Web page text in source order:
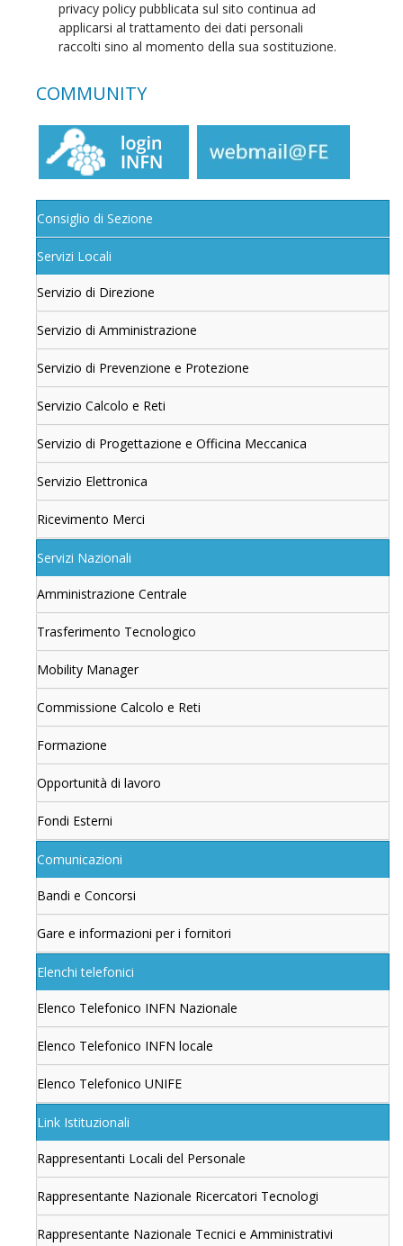
privacy policy pubblicata sul sito continua ad
applicarsi al trattamento dei dati personali
raccolti sino al momento della sua sostituzione.
COMMUNITY
Consiglio di Sezione
Servizi Locali
Servizio di Direzione
Servizio di Amministrazione
Servizio di Prevenzione e Protezione
Servizio Calcolo e Reti
Servizio di Progettazione e Officina Meccanica
Servizio Elettronica
Ricevimento Merci
Servizi Nazionali
Amministrazione Centrale
Trasferimento Tecnologico
Mobility Manager
Commissione Calcolo e Reti
Formazione
Opportunità di lavoro
Fondi Esterni
Comunicazioni
Bandi e Concorsi
Gare e informazioni per i fornitori
Elenchi telefonici
Elenco Telefonico INFN Nazionale
Elenco Telefonico INFN locale
Elenco Telefonico UNIFE
Link Istituzionali
Rappresentanti Locali del Personale
Rappresentante Nazionale Ricercatori Tecnologi
Rappresentante Nazionale Tecnici e Amministrativi